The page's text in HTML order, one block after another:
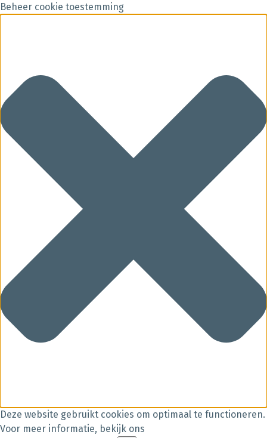
Beheer cookie toestemming
Deze website gebruikt cookies om optimaal te functioneren.
Voor meer informatie, bekijk ons